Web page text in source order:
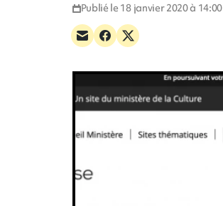
Publié le 18 janvier 2020 à 14:00